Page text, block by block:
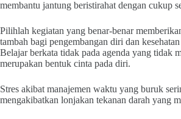
membantu jantung beristirahat dengan cukup
Pilihlah kegiatan yang benar-benar
tambah bagi pengembangan diri dan
Belajar berkata tidak pada agenda yang tidak
merupakan bentuk cinta pada diri.
Stres akibat manajemen waktu yang buruk
mengakibatkan lonjakan tekanan darah yang